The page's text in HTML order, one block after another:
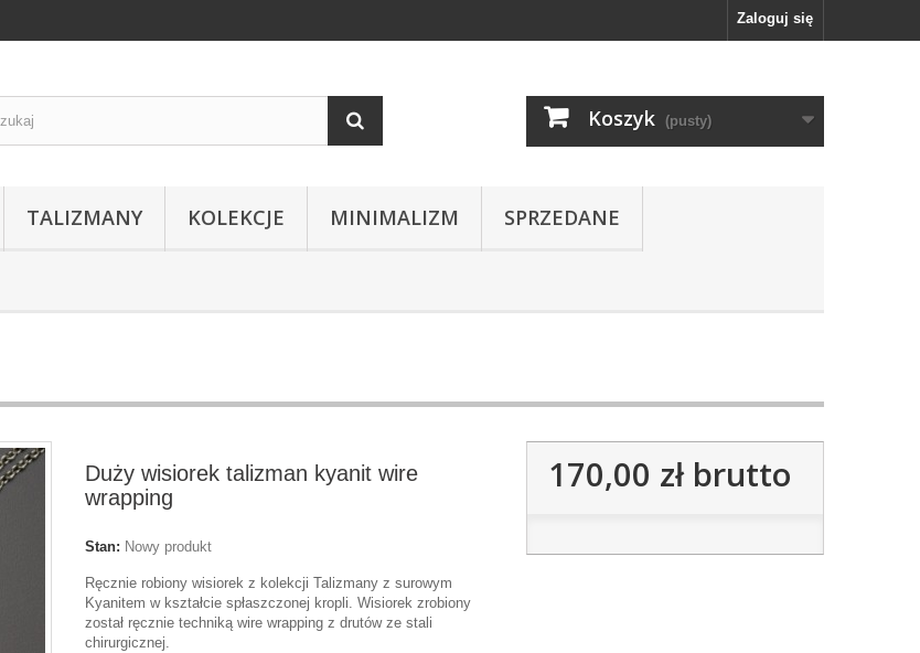
Zaloguj się
Koszyk (pusty)
TALIZMANY KOLEKCJE MINIMALIZM SPRZEDANE
Duży wisiorek talizman kyanit wire
wrapping
Stan: Nowy produkt
Ręcznie robiony wisiorek z kolekcji Talizmany z surowym
Kyanitem w kształcie spłaszczonej kropli. Wisiorek zrobiony
został ręcznie techniką wire wrapping z drutów ze stali
chirurgicznej.
170,00 złbrutto